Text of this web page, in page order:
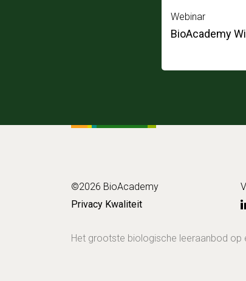
Webinar
BioAcademy
©2026 BioAcademy
Privacy Kwaliteit
Het grootste biologische leeraanbod op